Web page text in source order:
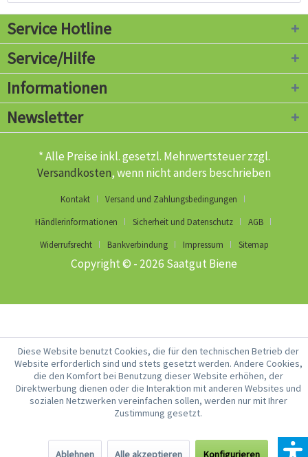
Service Hotline
Service/Hilfe
Informationen
Newsletter
* Alle Preise inkl. gesetzl. Mehrwertsteuer zzgl.
Versandkosten, wenn nicht anders beschrieben
Kontakt
Versand und Zahlungsbedingungen
Händlerinformationen
Sicherheit und Datenschutz
AGB
Widerrufsrecht
Bankverbindung Impressum Sitemap
Copyright © - 2026 Saatgut Biene
Diese Website benutzt Cookies, die für den technischen Betrieb der
Website erforderlich sind und stets gesetzt werden. Andere Cookies,
die den Komfort bei Benutzung dieser Website erhöhen, der
Direktwerbung dienen oder die Interaktion mit anderen Websites und
sozialen Netzwerken vereinfachen sollen, werden nur mit Ihrer
Zustimmung gesetzt.
Ablehnen Alle akzeptieren Konfigurieren